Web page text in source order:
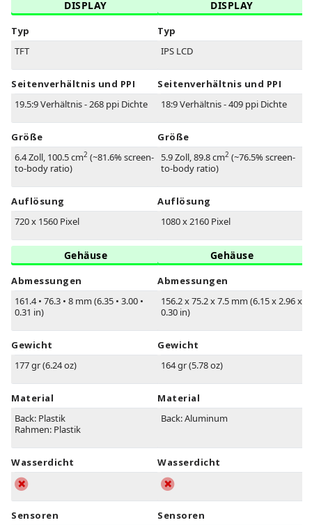
DISPLAY
Typ
TFT
Seitenverhältnis und PPI
19.5:9 Verhältnis - 268 ppi Dichte
Größe
6.4 Zoll, 100.5 cm2 (~81.6% screen-
to-body ratio)
Auflösung
720 x 1560 Pixel
Gehäuse
Abmessungen
161.4• 76.3 • 8 mm (6.35 • 3.00 •
0.31 in)
Gewicht
177 gr (6.24 oz)
Material
Back: Plastik
Rahmen: Plastik
Wasserdicht
Sensoren
DISPLAY
Typ
IPS LCD
Seitenverhältnis und PPI
18:9 Verhältnis - 409 ppi Dichte
Größe
5.9 Zoll, 89.8 cm2 (~76.5% screen-
to-body ratio)
Auflösung
1080 x 2160 Pixel
Gehäuse
Abmessungen
156.2 x 75.2 x 7.5 mm (6.15 x 2.96 x
0.30 in)
Gewicht
164 gr (5.78 oz)
Material
Back: Aluminum
Wasserdicht
Sensoren